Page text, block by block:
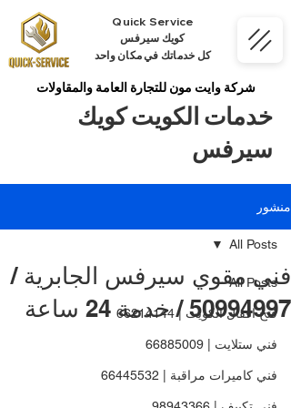
Quick Service
كويك سيرفس
كل خدماتك في مكان واحد
شركة وايت مون للتجارة العامة والمقاولات
خدمات الكويت كويك
سيرفس
منشور
All Posts
فتح اقفال الكويت | 66214144
فني ستلايت | 66885009
فني كاميرات مراقبة | 66445532
All Posts
فني مقوي سيرفس الجابرية /
50994997 / خدمة 24 ساعة